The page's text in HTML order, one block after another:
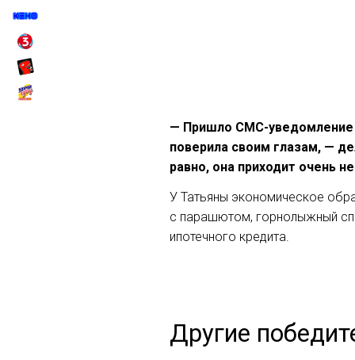
— Пришло СМС-уведомление
поверила своим глазам, —
равно, она приходит очень
У Татьяны экономическое
с парашютом, горнолыжный
ипотечного кредита.
Другие